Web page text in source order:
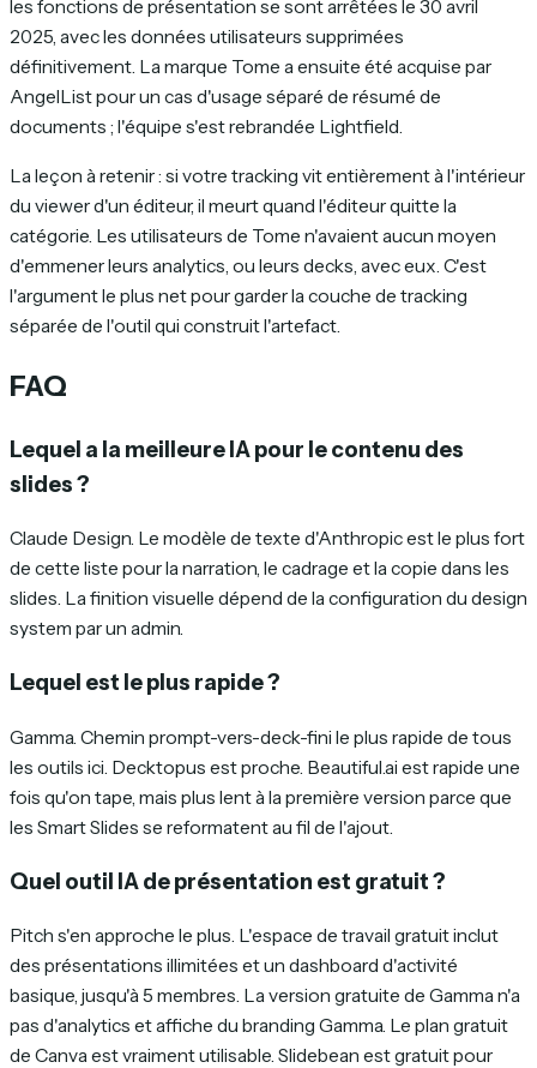
les fonctions de présentation se sont arrêtées le 30 avril
2025, avec les données utilisateurs supprimées
définitivement. La marque Tome a ensuite été acquise par
AngelList pour un cas d'usage séparé de résumé de
documents ; l'équipe s'est rebrandée Lightfield.
La leçon à retenir : si votre tracking vit entièrement à l'intérieur
du viewer d'un éditeur, il meurt quand l'éditeur quitte la
catégorie. Les utilisateurs de Tome n'avaient aucun moyen
d'emmener leurs analytics, ou leurs decks, avec eux. C'est
l'argument le plus net pour garder la couche de tracking
séparée de l'outil qui construit l'artefact.
FAQ
Lequel a la meilleure IA pour le contenu des
slides ?
Claude Design. Le modèle de texte d'Anthropic est le plus fort
de cette liste pour la narration, le cadrage et la copie dans les
slides. La finition visuelle dépend de la configuration du design
system par un admin.
Lequel est le plus rapide ?
Gamma. Chemin prompt-vers-deck-fini le plus rapide de tous
les outils ici. Decktopus est proche. Beautiful.ai est rapide une
fois qu'on tape, mais plus lent à la première version parce que
les Smart Slides se reformatent au fil de l'ajout.
Quel outil IA de présentation est gratuit ?
Pitch s'en approche le plus. L'espace de travail gratuit inclut
des présentations illimitées et un dashboard d'activité
basique, jusqu'à 5 membres. La version gratuite de Gamma n'a
pas d'analytics et affiche du branding Gamma. Le plan gratuit
de Canva est vraiment utilisable. Slidebean est gratuit pour